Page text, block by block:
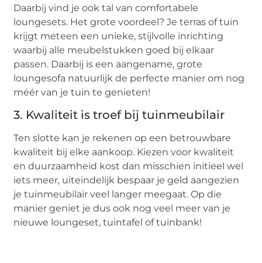
Daarbij vind je ook tal van comfortabele
loungesets. Het grote voordeel? Je terras of tuin
krijgt meteen een unieke, stijlvolle inrichting
waarbij alle meubelstukken goed bij elkaar
passen. Daarbij is een aangename, grote
loungesofa natuurlijk de perfecte manier om nog
méér van je tuin te genieten!
3. Kwaliteit is troef bij tuinmeubilair
Ten slotte kan je rekenen op een betrouwbare
kwaliteit bij elke aankoop. Kiezen voor kwaliteit
en duurzaamheid kost dan misschien initieel wel
iets meer, uiteindelijk bespaar je geld aangezien
je tuinmeubilair veel langer meegaat. Op die
manier geniet je dus ook nog veel meer van je
nieuwe loungeset, tuintafel of tuinbank!